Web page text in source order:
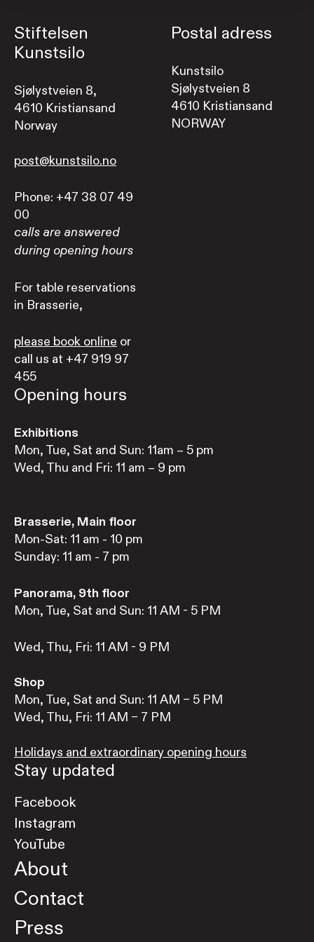
Stiftelsen
Kunstsilo
Sjølystveien 8,
4610 Kristiansand
Norway
post@kunstsilo.no
Phone: +47 38 07 49
00
calls are answered
during opening hours
For table reservations
in Brasserie,
please book online or
call us at +47 919 97
455
Postal adress
Kunstsilo
Sjølystveien 8
4610 Kristiansand
NORWAY
Opening hours
Exhibitions
Mon, Tue, Sat and Sun: 11am – 5 pm
Wed, Thu and Fri: 11 am – 9 pm
Brasserie, Main floor
Mon-Sat: 11 am - 10 pm
Sunday: 11 am - 7 pm
Panorama, 9th floor
Mon, Tue, Sat and Sun: 11 AM - 5 PM
Wed, Thu, Fri: 11 AM - 9 PM
Shop
Mon, Tue, Sat and Sun: 11 AM – 5 PM
Wed, Thu, Fri: 11 AM – 7 PM
Holidays and extraordinary opening hours
Stay updated
Facebook
Instagram
YouTube
About
Contact
Press